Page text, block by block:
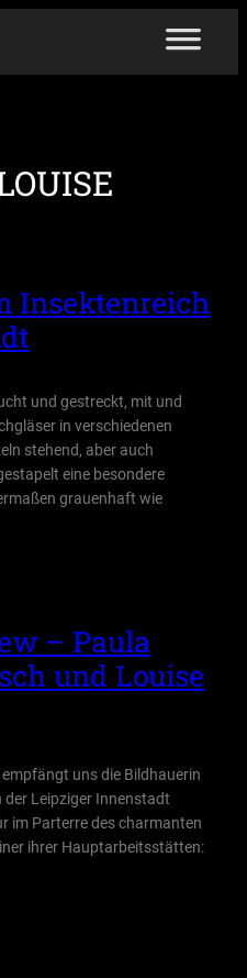
Insektenreich
und gestreckt, mit und
in verschiedenen
stehend, aber auch
eine besondere
grauenhaft wie
– Paula
und Louise
uns die Bildhauerin
der Leipziger Innenstadt
im Parterre des charmanten
ihrer Hauptarbeitsstätten: